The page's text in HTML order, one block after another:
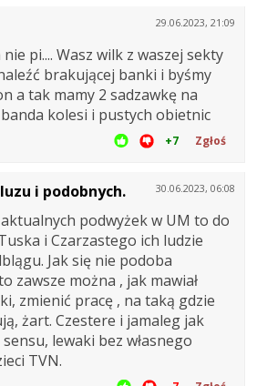
29.06.2023, 21:09
pi.... Wasz wilk z waszej sekty
brakującej banki i byśmy
a tak mamy 2 sadzawkę na
kolesi i pustych obietnic
+7 Zgłoś
30.06.2023, 06:08
i podobnych.
podwyżek w UM to do
i Czarzastego ich ludzie
Jak się nie podoba
zawsze można , jak mawiał
zmienić pracę , na taką gdzie
żart. Czestere i jamaleg jak
lewaki bez własnego
TVN.